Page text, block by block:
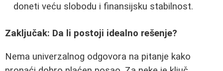
doneti veću slobodu i finansijsku stabilnost.
Zaključak: Da li postoji idealno rešenje?
Nema univerzalnog odgovora na pitanje kako